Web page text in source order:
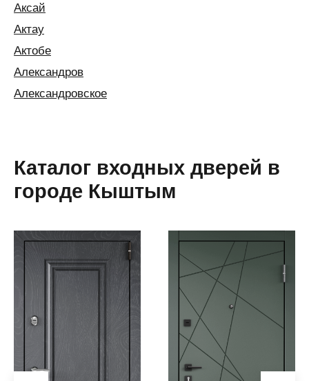
Аксай
Актау
Актобе
Александров
Александровское
Алушта
Альметьевск
Анапа
Анжеро-
Судженск
Аргаяш
Аркадак
Каталог входных дверей в
городе Кыштым